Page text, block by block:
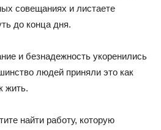
совещаниях и листаете
до конца дня.
и безнадежность укоренились
людей приняли это как
жить.
найти работу, которую